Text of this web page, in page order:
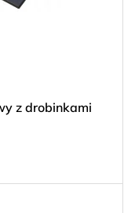
z drobinkami